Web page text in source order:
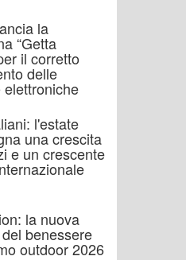
la
“Getta
il corretto
delle
l'estate
una crescita
e un crescente
la nuova
benessere
outdoor 2026